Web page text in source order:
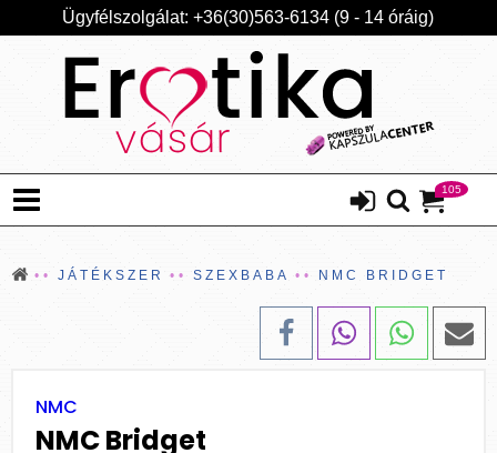
Ügyfélszolgálat: +36(30)563-6134 (9 - 14 óráig)
105
JÁTÉKSZER SZEXBABA NMC BRIDGET
NMC
NMC Bridget